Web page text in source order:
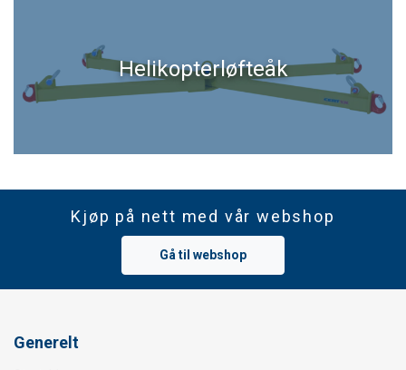
Helikopterløfteåk
Kjøp på nett med vår webshop
Gå til webshop
Generelt